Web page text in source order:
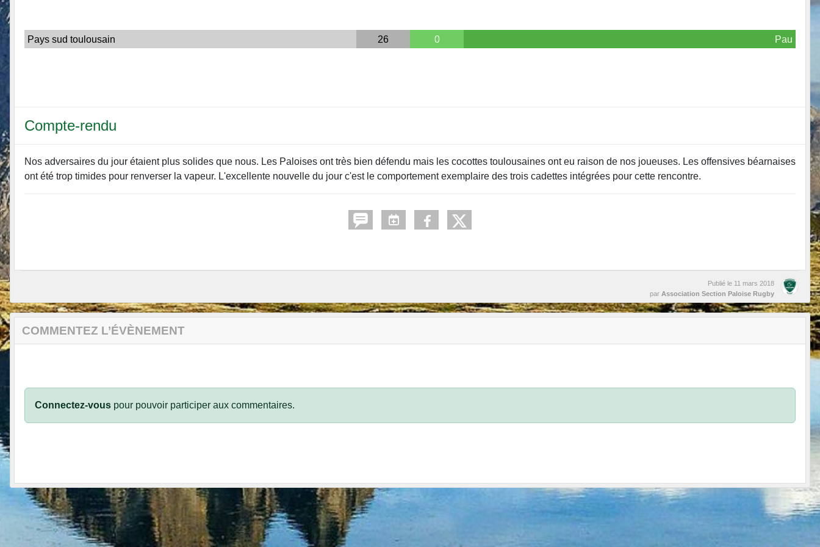
Pays sud toulousain 26 0 Pau
Compte-rendu
Nos adversaires du jour étaient plus solides que nous. Les Paloises ont très bien défendu mais les cocottes toulousaines ont eu raison de nos joueuses. Les offensives béarnaises
ont été trop timides pour renverser la vapeur. L'excellente nouvelle du jour c'est le comportement exemplaire des trois cadettes intégrées pour cette rencontre.
Publié le 11 mars 2018
par Association Section Paloise Rugby
COMMENTEZ L’ÉVÈNEMENT
Connectez-vous pour pouvoir participer aux commentaires.